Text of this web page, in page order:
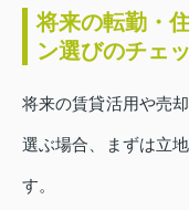
将来の転勤・
ン選びのチェ
将来の賃貸活用や売
選ぶ場合、まずは立
す。